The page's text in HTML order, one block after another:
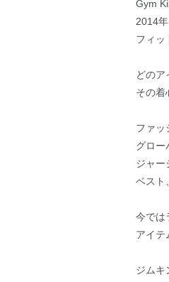
Gym
2014
フィッ
どのア
その着
ファッ
グロー
ジャー
ベスト
今では
アイテ
ジムキ